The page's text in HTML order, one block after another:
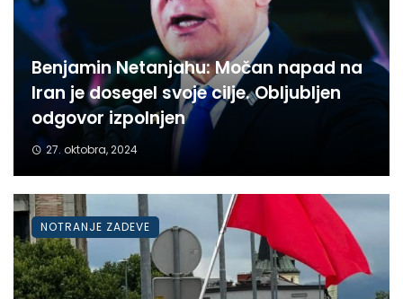
Benjamin Netanjahu: Močan napad na
Iran je dosegel svoje cilje. Obljubljen
odgovor izpolnjen
27. oktobra, 2024
NOTRANJE ZADEVE